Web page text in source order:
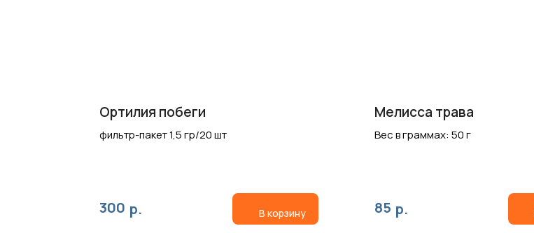
Ортилия побеги
фильтр-пакет 1,5 гр/20 шт
300 р. В корзину
Мелисса трава
Вес в граммах: 50 г
85 р.